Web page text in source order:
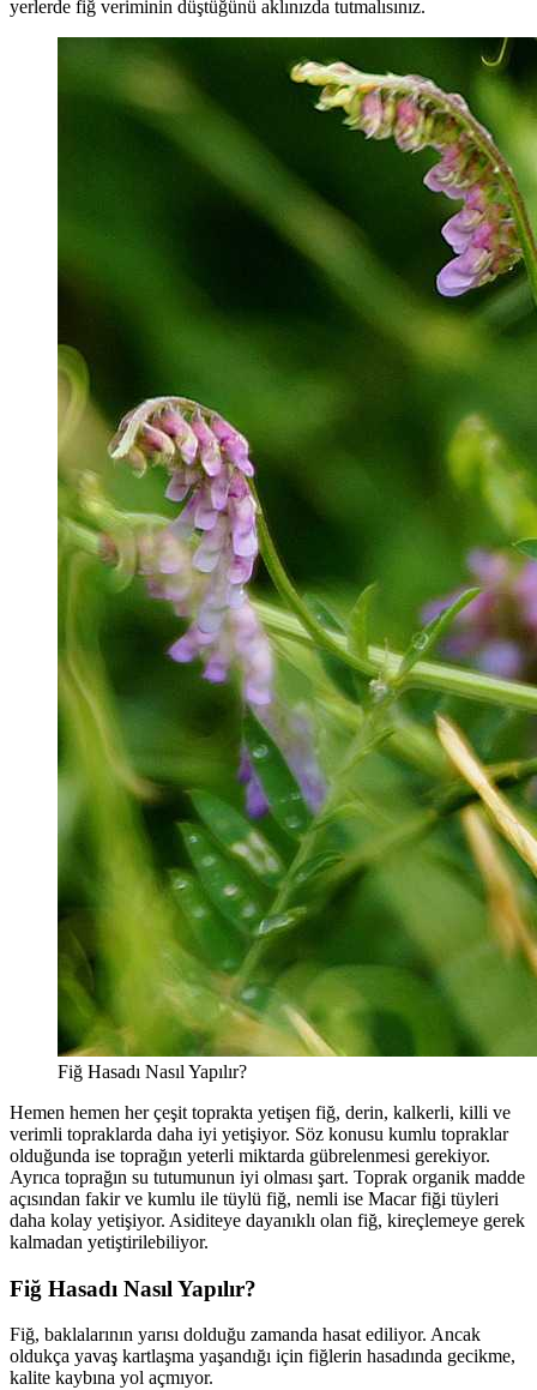
yerlerde fiğ veriminin düştüğünü aklınızda tutmalısınız.
Fiğ Hasadı Nasıl Yapılır?
Hemen hemen her çeşit toprakta yetişen fiğ, derin, kalkerli, killi ve
verimli topraklarda daha iyi yetişiyor. Söz konusu kumlu topraklar
olduğunda ise toprağın yeterli miktarda gübrelenmesi gerekiyor.
Ayrıca toprağın su tutumunun iyi olması şart. Toprak organik madde
açısından fakir ve kumlu ile tüylü fiğ, nemli ise Macar fiği tüyleri
daha kolay yetişiyor. Asiditeye dayanıklı olan fiğ, kireçlemeye gerek
kalmadan yetiştirilebiliyor.
Fiğ Hasadı Nasıl Yapılır?
Fiğ, baklalarının yarısı dolduğu zamanda hasat ediliyor. Ancak
oldukça yavaş kartlaşma yaşandığı için fiğlerin hasadında gecikme,
kalite kaybına yol açmıyor.